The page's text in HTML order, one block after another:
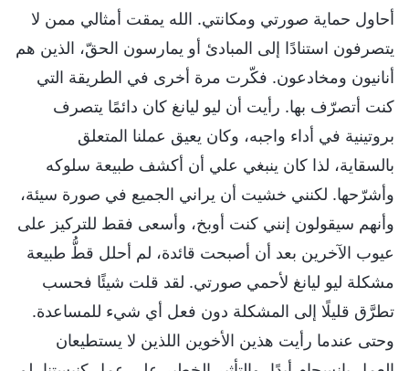
أحاول حماية صورتي ومكانتي. الله يمقت أمثالي ممن لا
يتصرفون استنادًا إلى المبادئ أو يمارسون الحقّ، الذين هم
أنانيون ومخادعون. فكّرت مرة أخرى في الطريقة التي
كنت أتصرّف بها. رأيت أن ليو ليانغ كان دائمًا يتصرف
بروتينية في أداء واجبه، وكان يعيق عملنا المتعلق
بالسقاية، لذا كان ينبغي علي أن أكشف طبيعة سلوكه
وأشرّحها. لكنني خشيت أن يراني الجميع في صورة سيئة،
وأنهم سيقولون إنني كنت أوبخ، وأسعى فقط للتركيز على
عيوب الآخرين بعد أن أصبحت قائدة، لم أحلل قطُّ طبيعة
مشكلة ليو ليانغ لأحمي صورتي. لقد قلت شيئًا فحسب
تطرَّق قليلًا إلى المشكلة دون فعل أي شيء للمساعدة.
وحتى عندما رأيت هذين الأخوين اللذين لا يستطيعان